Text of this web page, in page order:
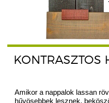
KONTRASZTOS
Amikor a nappalok lassan
hűvösebbek lesznek,